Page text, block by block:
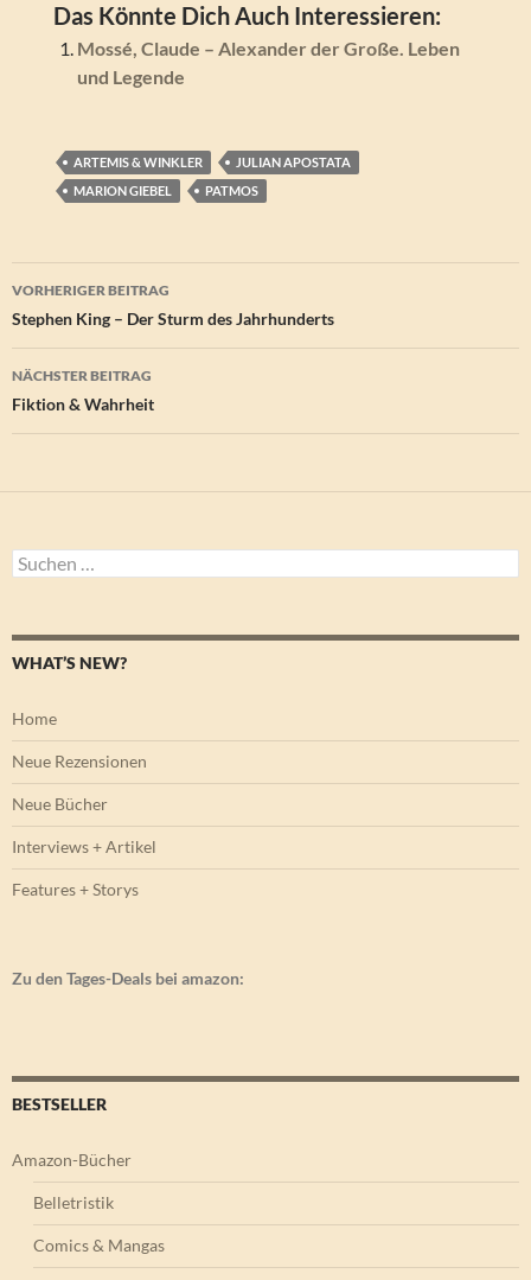
Das Könnte Dich Auch Interessieren:
Mossé, Claude – Alexander der Große. Leben
und Legende
ARTEMIS & WINKLER
JULIAN APOSTATA
MARION GIEBEL
PATMOS
Beitragsnavigation
VORHERIGER BEITRAG
Stephen King – Der Sturm des Jahrhunderts
NÄCHSTER BEITRAG
Fiktion & Wahrheit
Suchen
nach:
WHAT’S NEW?
Home
Neue Rezensionen
Neue Bücher
Interviews + Artikel
Features + Storys
Zu den Tages-Deals bei amazon:
BESTSELLER
Amazon-Bücher
Belletristik
Comics & Mangas